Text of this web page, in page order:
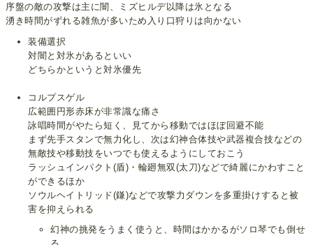
序盤の敵の攻撃は主に闇、ミズヒルデ以降は氷となる
湧き時間がずれる雑魚が多いため入り口狩りは向かない
装備選択
対闇と対氷があるといい
どちらかというと対氷優先
コルプスゲル
広範囲円形赤床が非常識な痛さ
詠唱時間がやたら短く、見てから移動ではほぼ回避不能
まず先手スタンで無力化し、次は幻神合体技や武器複合技などの
無敵技や移動技をいつでも使えるようにしておこう
ラッシュインパクト(盾)・輪廻無双(太刀)などで綺麗にかわすこと
ができるほか
ソウルヘイトリッド(鎌)などで攻撃力ダウンを多重掛けすると被
害を抑えられる
幻神の挑発をうまく使うと、時間はかかるがソロ琴でも倒せ